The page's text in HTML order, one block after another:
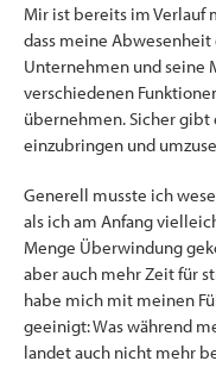
Mir ist bereits im Verlauf
dass meine Abwesenheit
Unternehmen und seine
verschiedenen
übernehmen. Sicher gibt
einzubringen und
Generell musste ich
als ich am Anfang
Menge Überwindung
aber auch mehr Zeit für
habe mich mit meinen
geeinigt: Was während
landet auch nicht mehr